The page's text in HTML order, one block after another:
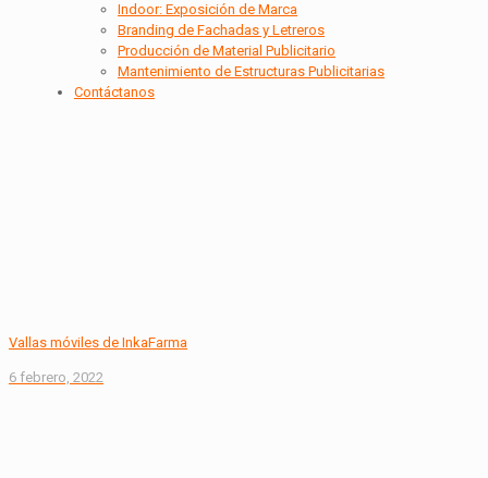
Indoor: Exposición de Marca
Branding de Fachadas y Letreros
Producción de Material Publicitario
Mantenimiento de Estructuras Publicitarias
Contáctanos
Vallas móviles de InkaFarma
6 febrero, 2022